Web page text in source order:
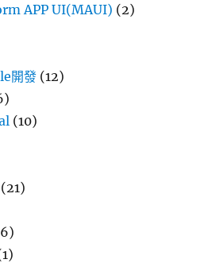
APP UI(MAUI) (2)
開發 (12)
(10)
(21)